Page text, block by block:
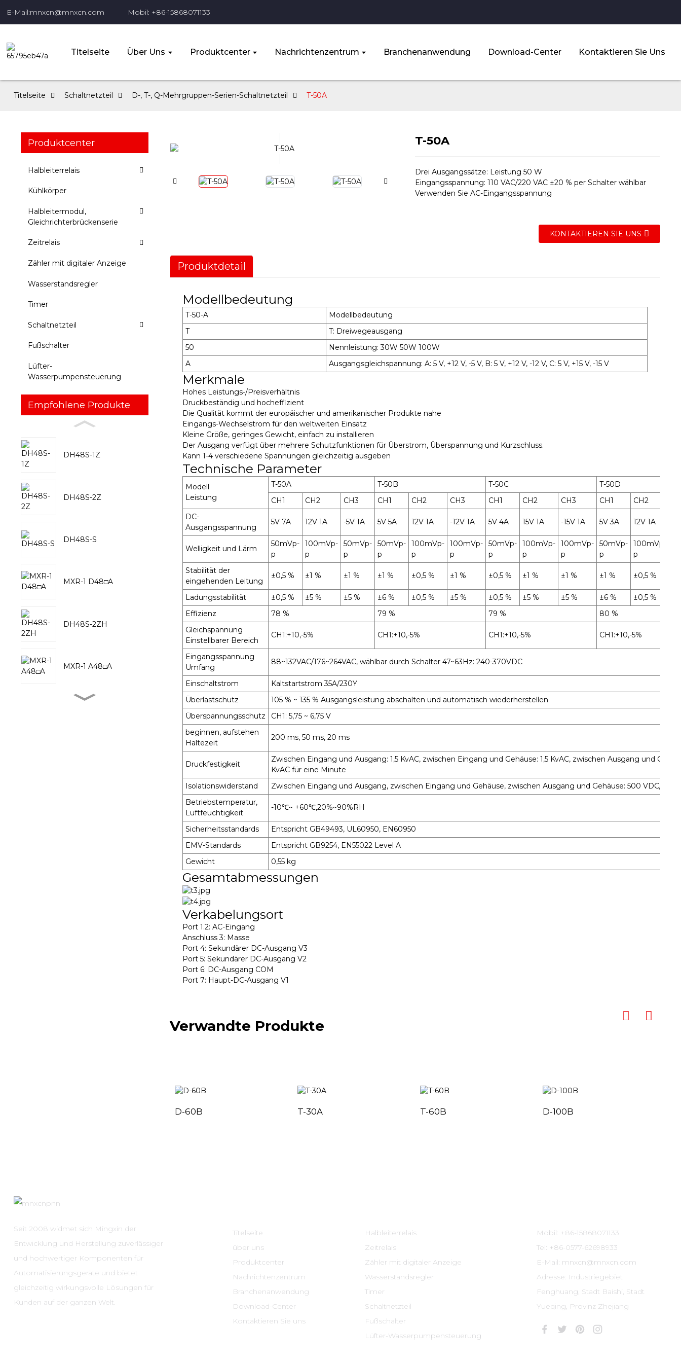
E-Mail:mnxcn@mnxcn.com Mobil: +86-15868071133
Titelseite Über Uns Produktcenter Nachrichtenzentrum Branchenanwendung Download-Center Kontaktieren Sie Uns
Titelseite Schaltnetzteil D-, T-, Q-Mehrgruppen-Serien-Schaltnetzteil T-50A
Produktcenter
Halbleiterrelais
Kühlkörper
Halbleitermodul,
Gleichrichterbrückenserie
Zeitrelais
Zähler mit digitaler Anzeige
Wasserstandsregler
Timer
Schaltnetzteil
Fußschalter
Lüfter-
Wasserpumpensteuerung
Empfohlene Produkte
DH48S-1Z
DH48S-2Z
DH48S-S
MXR-1 D48□A
DH48S-2ZH
MXR-1 A48□A
T-50A
Drei Ausgangssätze: Leistung 50 W
Eingangsspannung: 110 VAC/220 VAC ±20 % per Schalter wählbar
Verwenden Sie AC-Eingangsspannung
KONTAKTIEREN SIE UNS
Produktdetail
Modellbedeutung
T-50-A
Modellbedeutung
T
T: Dreiwegeausgang
50
Nennleistung: 30W 50W 100W
A
Ausgangsgleichspannung: A: 5 V, +12 V, -5 V, B: 5 V, +12 V, -12 V, C: 5 V, +15 V, -15 V
Merkmale
Hohes Leistungs-/Preisverhältnis
Druckbeständig und hocheffizient
Die Qualität kommt der europäischer und amerikanischer Produkte nahe
Eingangs-Wechselstrom für den weltweiten Einsatz
Kleine Größe, geringes Gewicht, einfach zu installieren
Der Ausgang verfügt über mehrere Schutzfunktionen für Überstrom, Überspannung und Kurzschluss.
Kann 1-4 verschiedene Spannungen gleichzeitig ausgeben
Technische Parameter
Modell
Leistung
T-50A T-50B T-50C
T-50D
CH1
CH2 CH3 CH1 CH2 CH3 CH1 CH2 CH3 CH1 CH2
DC-
Ausgangsspannung
5V 7A 12V 1A -5V 1A 5V 5A 12V 1A -12V 1A 5V 4A 15V 1A -15V 1A 5V 3A 12V 1A
Welligkeit und Lärm
50mVp-
p
100mVp-
p
50mVp-
p
50mVp-
p
100mVp-
p
100mVp-
p
50mVp-
p
100mVp-
p
100mVp-
p
50mVp-
p
100mVp-
p
Stabilität der
eingehenden Leitung
±0,5 % ±1 % ±1 % ±1 % ±0,5 % ±1 % ±0,5 % ±1 % ±1 % ±1 % ±0,5 %
Ladungsstabilität ±0,5 % ±5 % ±5 % ±6 % ±0,5 % ±5 % ±0,5 % ±5 % ±5 % ±6 % ±0,5 %
Effizienz
78 % 79 % 79 %
80 %
Gleichspannung
Einstellbarer Bereich
CH1:+10,-5% CH1:+10,-5% CH1:+10,-5% CH1:+10,-5%
Eingangsspannung
Umfang
88~132VAC/176~264VAC, wählbar durch Schalter 47~63Hz: 240-370VDC
Einschaltstrom
Kaltstartstrom 35A/230Y
Überlastschutz
105 % ~ 135 % Ausgangsleistung abschalten und automatisch wiederherstellen
Überspannungsschutz
CH1: 5,75 ~ 6,75 V
beginnen, aufstehen
Haltezeit
200 ms, 50 ms, 20 ms
Druckfestigkeit
Zwischen Eingang und Ausgang: 1,5 KvAC, zwischen Eingang und Gehäuse: 1,5 KvAC, zwischen Ausgang und
KvAC für eine Minute
Isolationswiderstand
Zwischen Eingang und Ausgang, zwischen Eingang und Gehäuse, zwischen Ausgang und Gehäuse: 500 VDC/100
Betriebstemperatur,
Luftfeuchtigkeit
-10℃~ +60℃,20%~90%RH
Sicherheitsstandards
Entspricht GB49493, UL60950, EN60950
EMV-Standards
Entspricht GB9254, EN55022 Level A
Gewicht
0,55 kg
Gesamtabmessungen
Verkabelungsort
Port 1.2: AC-Eingang
Anschluss 3: Masse
Port 4: Sekundärer DC-Ausgang V3
Port 5: Sekundärer DC-Ausgang V2
Port 6: DC-Ausgang COM
Port 7: Haupt-DC-Ausgang V1
Verwandte Produkte
D-60B T-30A T-60B D-100B
Seit 2008 widmet sich Mingxin der
Entwicklung und Herstellung zuverlässiger
und hochwertiger Komponenten für
Automatisierungsgeräte und bietet
gleichzeitig wirkungsvolle Lösungen für
Kunden auf der ganzen Welt.
Titelseite
über uns
Produktcenter
Nachrichtenzentrum
Branchenanwendung
Download-Center
Kontaktieren Sie uns
Halbleiterrelais
Zeitrelais
Zähler mit digitaler Anzeige
Wasserstandsregler
Timer
Schaltnetzteil
Fußschalter
Lüfter-Wasserpumpensteuerung
Mobil: +86-15868071133
Tel: +86-0577-62698933
E-Mail: mnxcn@mnxcn.com
Adresse: Industriegebiet
Fenghuang, Stadt Baishi, Stadt
Yueqing, Provinz Zhejiang